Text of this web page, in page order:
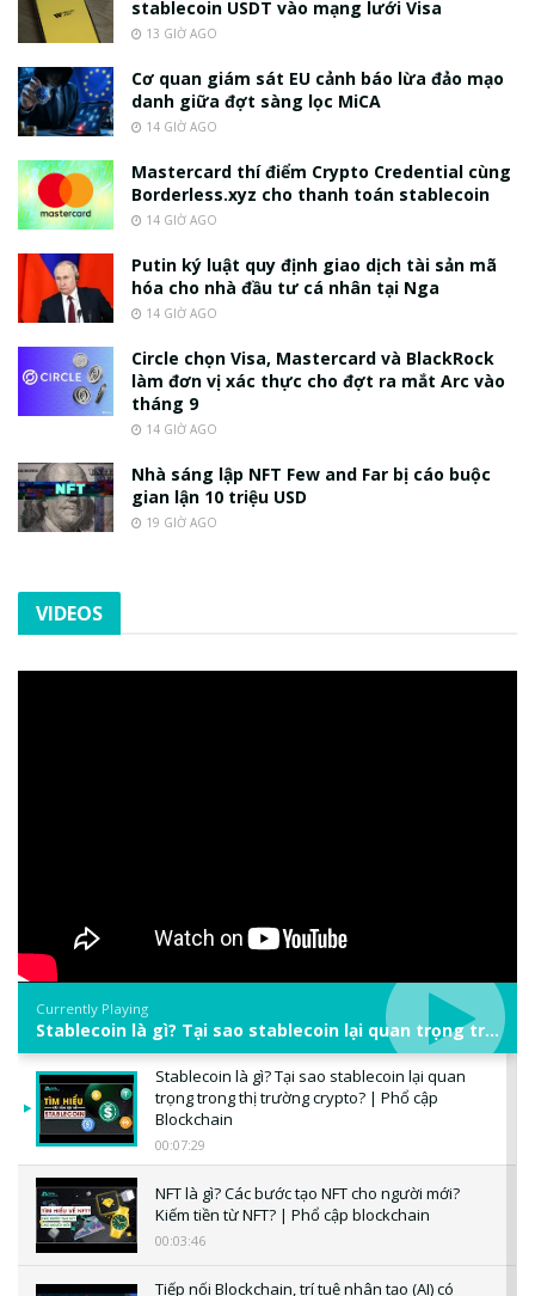
stablecoin USDT vào mạng lưới Visa
13 GIỜ AGO
Cơ quan giám sát EU cảnh báo lừa đảo mạo
danh giữa đợt sàng lọc MiCA
14 GIỜ AGO
Mastercard thí điểm Crypto Credential cùng
Borderless.xyz cho thanh toán stablecoin
14 GIỜ AGO
Putin ký luật quy định giao dịch tài sản mã
hóa cho nhà đầu tư cá nhân tại Nga
14 GIỜ AGO
Circle chọn Visa, Mastercard và BlackRock
làm đơn vị xác thực cho đợt ra mắt Arc vào
tháng 9
14 GIỜ AGO
Nhà sáng lập NFT Few and Far bị cáo buộc
gian lận 10 triệu USD
19 GIỜ AGO
VIDEOS
Currently Playing
Stablecoin là gì? Tại sao stablecoin lại quan trọng trong thị trường crypto? | Phổ cập Blockchain
Stablecoin là gì? Tại sao stablecoin lại quan
trọng trong thị trường crypto? | Phổ cập
Blockchain
00:07:29
NFT là gì? Các bước tạo NFT cho người mới?
Kiếm tiền từ NFT? | Phổ cập blockchain
00:03:46
Tiếp nối Blockchain, trí tuệ nhân tạo (AI) có